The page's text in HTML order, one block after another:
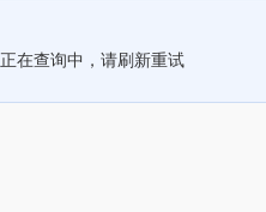
正在查询中，请刷新重试